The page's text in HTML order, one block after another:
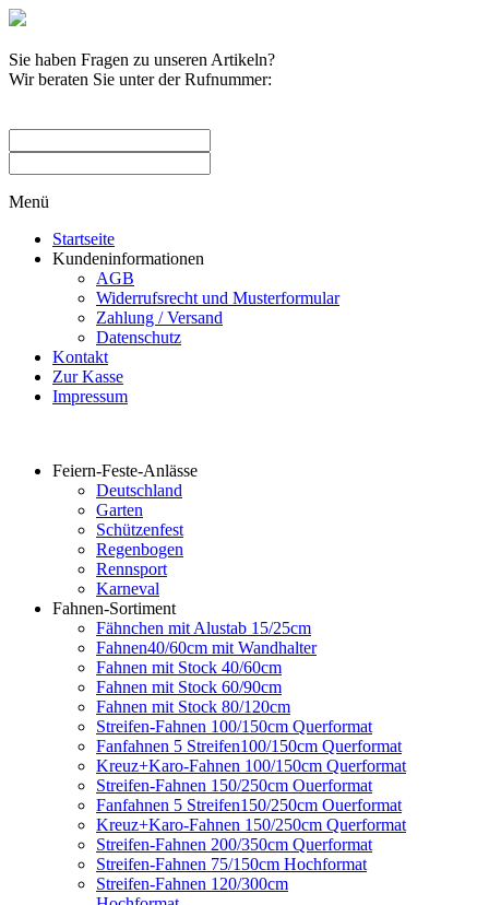
Sie haben Fragen zu unseren Artikeln?
Wir beraten Sie unter der Rufnummer:
Menü
Startseite
Kundeninformationen
AGB
Widerrufsrecht und Musterformular
Zahlung / Versand
Datenschutz
Kontakt
Zur Kasse
Impressum
Feiern-Feste-Anlässe
Deutschland
Garten
Schützenfest
Regenbogen
Rennsport
Karneval
Fahnen-Sortiment
Fähnchen mit Alustab 15/25cm
Fahnen40/60cm mit Wandhalter
Fahnen mit Stock 40/60cm
Fahnen mit Stock 60/90cm
Fahnen mit Stock 80/120cm
Streifen-Fahnen 100/150cm Querformat
Fanfahnen 5 Streifen100/150cm Querformat
Kreuz+Karo-Fahnen 100/150cm Querformat
Streifen-Fahnen 150/250cm Ouerformat
Fanfahnen 5 Streifen150/250cm Ouerformat
Kreuz+Karo-Fahnen 150/250cm Querformat
Streifen-Fahnen 200/350cm Querformat
Streifen-Fahnen 75/150cm Hochformat
Streifen-Fahnen 120/300cm